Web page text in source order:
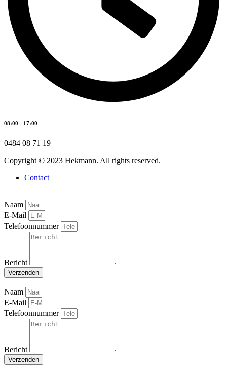
08:00 - 17:00
0484 08 71 19
Copyright © 2023 Hekmann. All rights reserved.
Contact
Naam
E-Mail
Telefoonnummer
Bericht
Verzenden
Naam
E-Mail
Telefoonnummer
Bericht
Verzenden